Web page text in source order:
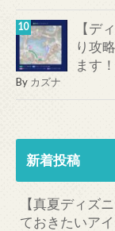
【デ
り攻
ます！
By カズナ
新着投稿
【真夏ディズ
ておきたいア